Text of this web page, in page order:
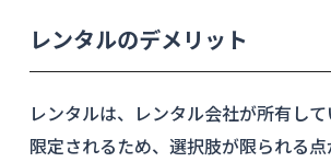
レンタルのデメリット
レンタルは、レンタル会社が所有し
限定されるため、選択肢が限られる